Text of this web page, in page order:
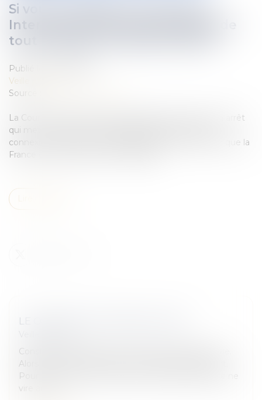
Si vous partagez votre accès à
Internet, vous êtes responsable de
tout piratage, confirme la CJUE
Publié le :
Veille juridique
Source :
La Cour de justice de l'Union européenne a rendu un arrêt
qui met en avant la responsabilité du titulaire d'une
connexion Internet en cas de piratage. Une situation que la
France connaît à travers la loi Hadopi...
LE CONTRAT DE CONSTRUCTION
Construire sa maison est souvent le projet d'une vie.
Alors il ne faut pas le rater, car l'enjeu est important.
Pour éviter que ce qui doit être une belle aventure ne
vire au ca...